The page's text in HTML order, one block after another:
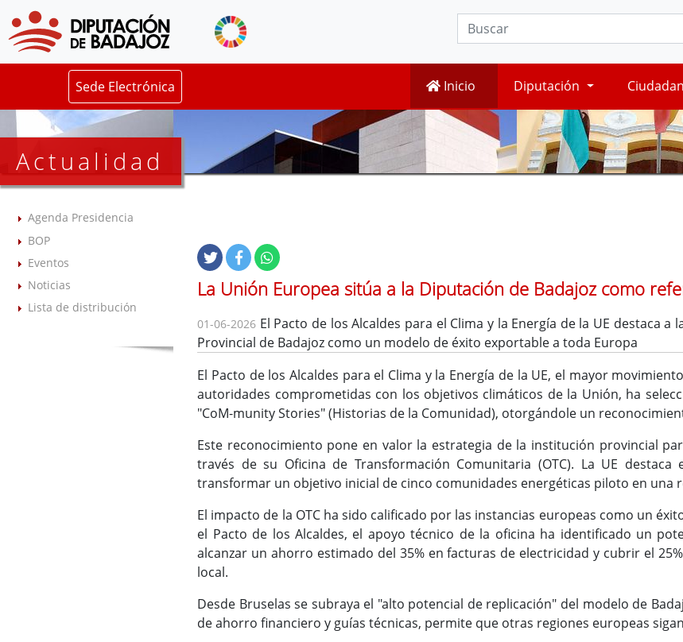
Sede Electrónica Inicio Diputación
Actualidad
Agenda Presidencia
BOP
Eventos
Noticias
Lista de distribución
La Unión Europea sitúa a la Diputación de Badajoz como
01-06-2026 El Pacto de los Alcaldes para el Clima y la Energía de la UE destaca
Provincial de Badajoz como un modelo de éxito exportable a toda Europa
El Pacto de los Alcaldes para el Clima y la Energía de la UE, el mayor
autoridades comprometidas con los objetivos climáticos de la Unión, ha
"CoM-munity Stories" (Historias de la Comunidad), otorgándole un
Este reconocimiento pone en valor la estrategia de la institución provincial
través de su Oficina de Transformación Comunitaria (OTC). La UE
transformar un objetivo inicial de cinco comunidades energéticas piloto en una
El impacto de la OTC ha sido calificado por las instancias europeas como un
el Pacto de los Alcaldes, el apoyo técnico de la oficina ha identificado un
alcanzar un ahorro estimado del 35% en facturas de electricidad y cubrir el
local.
Desde Bruselas se subraya el "alto potencial de replicación" del modelo de
de ahorro financiero y guías técnicas, permite que otras regiones europeas